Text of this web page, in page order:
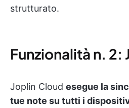
strutturato.
Funzionalità n. 2:
Joplin Cloud esegue la
tue note su tutti i